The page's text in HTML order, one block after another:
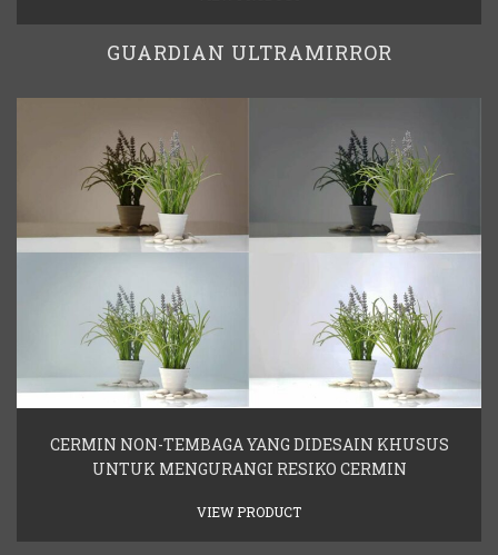
GUARDIAN ULTRAMIRROR
CERMIN NON-TEMBAGA YANG DIDESAIN KHUSUS
UNTUK MENGURANGI RESIKO CERMIN
VIEW PRODUCT